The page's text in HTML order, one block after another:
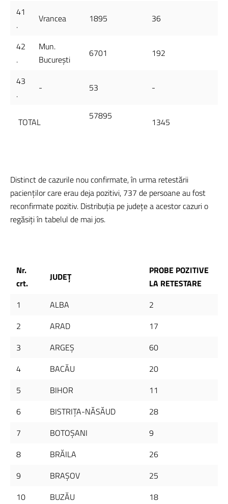
41
.
Vrancea 1895 36
42
.
Mun.
București
6701 192
43
.
- 53 -
TOTAL
57895
1345
Distinct de cazurile nou confirmate, în urma retestării
pacienților care erau deja pozitivi, 737 de persoane au fost
reconfirmate pozitiv. Distribuția pe județe a acestor cazuri o
regăsiți în tabelul de mai jos.
Nr.
crt.
JUDEȚ
PROBE POZITIVE
LA RETESTARE
1
ALBA
2
2
ARAD
17
3
ARGEŞ
60
4
BACĂU
20
5
BIHOR
11
6
BISTRIŢA-NĂSĂUD
28
7
BOTOŞANI
9
8
BRĂILA
26
9
BRAŞOV
25
10
BUZĂU
18